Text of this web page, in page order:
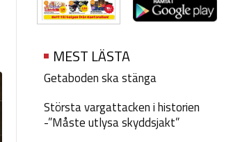
MEST LÄSTA
Getaboden ska stänga
Största vargattacken i historien
-”Måste utlysa skyddsjakt”